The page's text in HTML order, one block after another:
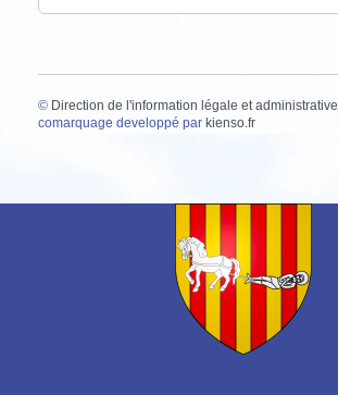
© Direction de l'information légale et administrative
comarquage developpé par kienso.fr